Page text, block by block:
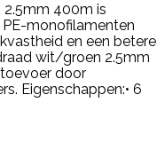
400m is
monofilamenten
en een betere
wit/groen 2.5mm
door
Eigenschappen:• 6